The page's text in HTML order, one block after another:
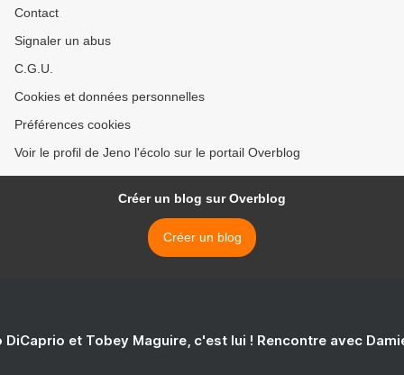
Contact
Signaler un abus
C.G.U.
Cookies et données personnelles
Préférences cookies
Voir le profil de Jeno l'écolo sur le portail Overblog
Créer un blog sur Overblog
Créer un blog
DiCaprio et Tobey Maguire, c'est lui ! Rencontre avec